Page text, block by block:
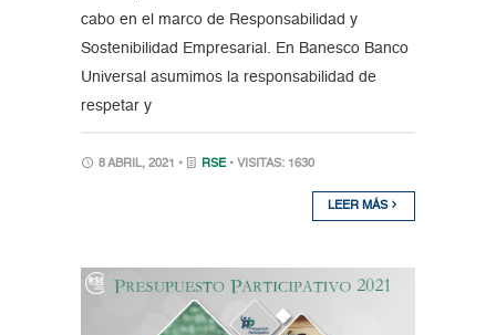
cabo en el marco de Responsabilidad y
Sostenibilidad Empresarial. En Banesco Banco
Universal asumimos la responsabilidad de
respetar y
8 ABRIL, 2021 • RSE • VISITAS: 1630
LEER MÁS